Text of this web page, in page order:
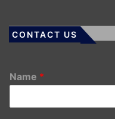
CONTACT US
Name *